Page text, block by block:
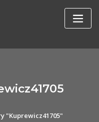
"Kuprewicz41705"